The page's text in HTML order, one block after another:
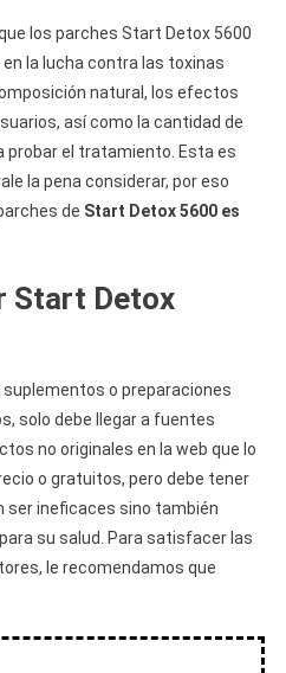
los parches Start Detox 5600
la lucha contra las toxinas
natural, los efectos
así como la cantidad de
probar el tratamiento. Esta es
la pena considerar, por eso
de Start Detox 5600 es
Start Detox
suplementos o preparaciones
solo debe llegar a fuentes
no originales en la web que lo
o gratuitos, pero debe tener
ser ineficaces sino también
su salud. Para satisfacer las
le recomendamos que